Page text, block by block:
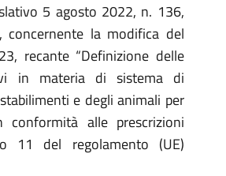
5 agosto 2022, n. 136,
la modifica del
recante “Definizione delle
in materia di sistema di
e degli animali per
alle prescrizioni
11 del regolamento (UE)